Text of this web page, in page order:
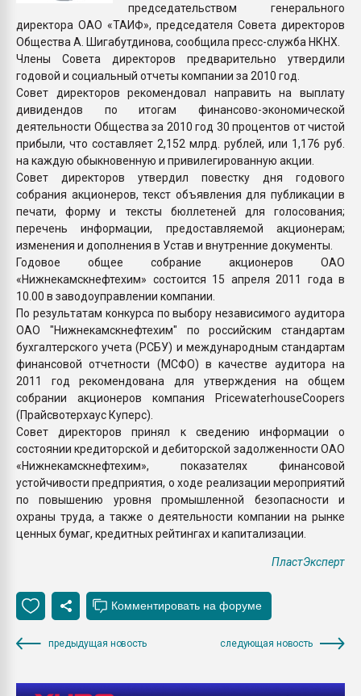
председательством генерального
директора ОАО «ТАИФ», председателя Совета директоров
Общества А. Шигабутдинова, сообщила пресс-служба НКНХ.
Члены Совета директоров предварительно утвердили
годовой и социальный отчеты компании за 2010 год.
Совет директоров рекомендовал направить на выплату
дивидендов по итогам финансово-экономической
деятельности Общества за 2010 год 30 процентов от чистой
прибыли, что составляет 2,152 млрд. рублей, или 1,176 руб.
на каждую обыкновенную и привилегированную акции.
Совет директоров утвердил повестку дня годового
собрания акционеров, текст объявления для публикации в
печати, форму и тексты бюллетеней для голосования;
перечень информации, предоставляемой акционерам;
изменения и дополнения в Устав и внутренние документы.
Годовое общее собрание акционеров ОАО
«Нижнекамскнефтехим» состоится 15 апреля 2011 года в
10.00 в заводоуправлении компании.
По результатам конкурса по выбору независимого аудитора
ОАО "Нижнекамскнефтехим" по российским стандартам
бухгалтерского учета (РСБУ) и международным стандартам
финансовой отчетности (МСФО) в качестве аудитора на
2011 год рекомендована для утверждения на общем
собрании акционеров компания PricewaterhouseCoopers
(Прайсвотерхаус Куперс).
Совет директоров принял к сведению информации о
состоянии кредиторской и дебиторской задолженности ОАО
«Нижнекамскнефтехим», показателях финансовой
устойчивости предприятия, о ходе реализации мероприятий
по повышению уровня промышленной безопасности и
охраны труда, а также о деятельности компании на рынке
ценных бумаг, кредитных рейтингах и капитализации.
ПластЭксперт
предыдущая новость следующая новость